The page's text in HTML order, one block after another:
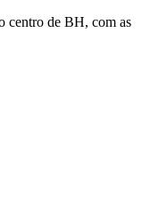
centro de BH, com as